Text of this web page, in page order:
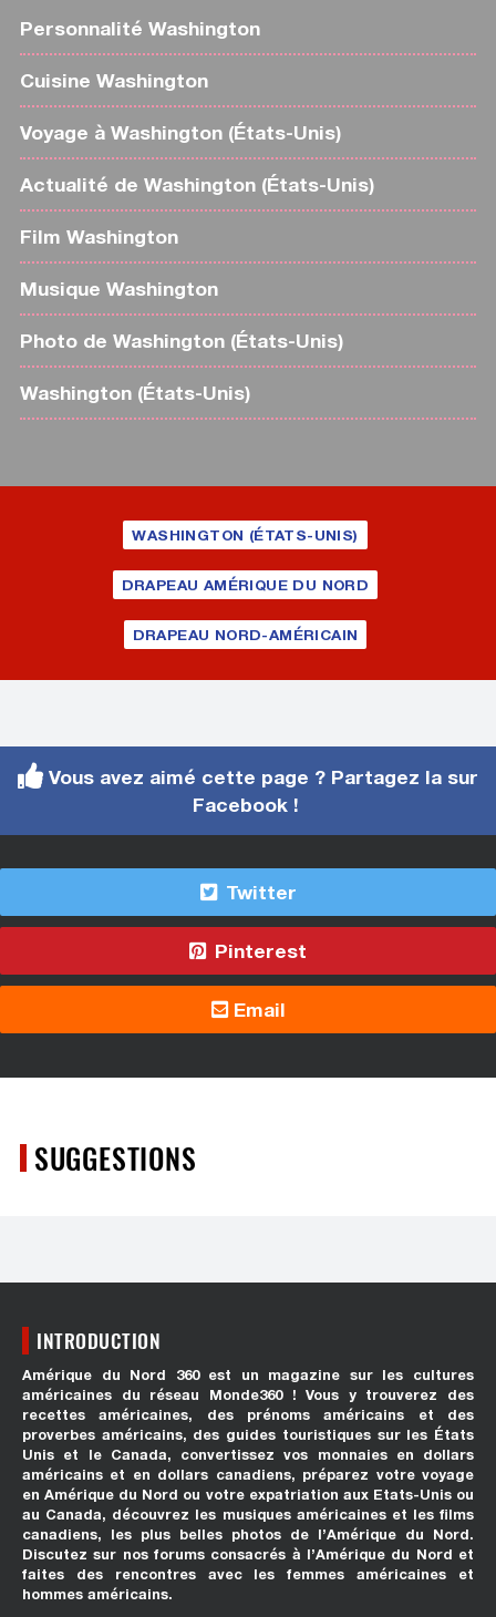
Personnalité Washington
Cuisine Washington
Voyage à Washington (États-Unis)
Actualité de Washington (États-Unis)
Film Washington
Musique Washington
Photo de Washington (États-Unis)
Washington (États-Unis)
WASHINGTON (ÉTATS-UNIS)
DRAPEAU AMÉRIQUE DU NORD
DRAPEAU NORD-AMÉRICAIN
Vous avez aimé cette page ? Partagez la sur
Facebook !
Twitter
Pinterest
Email
SUGGESTIONS
INTRODUCTION
Amérique du Nord 360 est un magazine sur les cultures
américaines du réseau Monde360 ! Vous y trouverez des
recettes américaines, des prénoms américains et des
proverbes américains, des guides touristiques sur les États
Unis et le Canada, convertissez vos monnaies en dollars
américains et en dollars canadiens, préparez votre voyage
en Amérique du Nord ou votre expatriation aux Etats-Unis ou
au Canada, découvrez les musiques américaines et les films
canadiens, les plus belles photos de l’Amérique du Nord.
Discutez sur nos forums consacrés à l’Amérique du Nord et
faites des rencontres avec les femmes américaines et
hommes américains.